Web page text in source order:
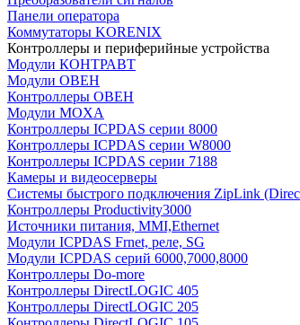
Панели оператора
Коммутаторы KORENIX
Контроллеры и периферийные устройства
Модули КОНТРАВТ
Модули ОВЕН
Контроллеры ОВЕН
Модули MOXA
Контроллеры ICPDAS серии 8000
Контроллеры ICPDAS серии W8000
Контроллеры ICPDAS серии 7188
Камеры и видеосерверы
Системы быстрого подключения ZipLink
Контроллеры Productivity3000
Источники питания, MMI,Ethernet
Модули ICPDAS Frnet, реле, SG
Модули ICPDAS серий 6000,7000,8000
Контроллеры Do-more
Контроллеры DirectLOGIC 405
Контроллеры DirectLOGIC 205